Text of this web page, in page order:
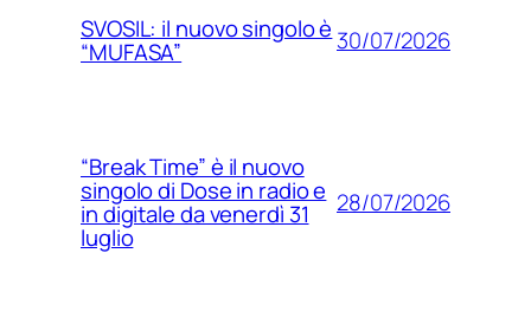
SVOSIL: il nuovo singolo è
“MUFASA” 30/07/2026
“Break Time” è il nuovo
singolo di Dose in radio e
in digitale da venerdì 31
luglio
28/07/2026